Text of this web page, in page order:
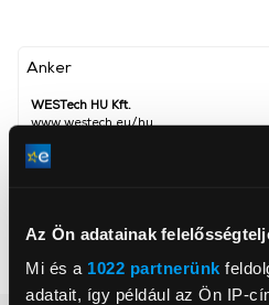
Az Ön adatainak
Mi és a 1022 partnerünk
adatait, így például az Ön IP-
Anker
WESTech HU Kft.
www.westech.eu/hu
1139, Budapest, Váci út 91